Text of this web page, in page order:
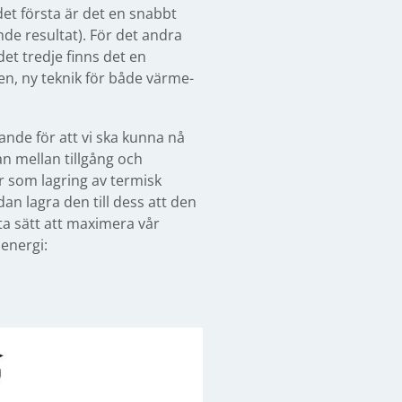
första är det en snabbt
resultat). För det andra
tredje finns det en
ny teknik för både värme-
för att vi ska kunna nå
mellan tillgång och
lagring av termisk
lagra den till dess att den
sätt att maximera vår